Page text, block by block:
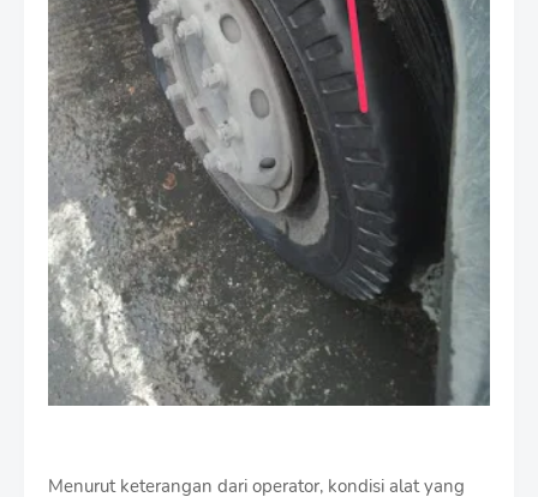
Menurut keterangan dari operator, kondisi alat yang